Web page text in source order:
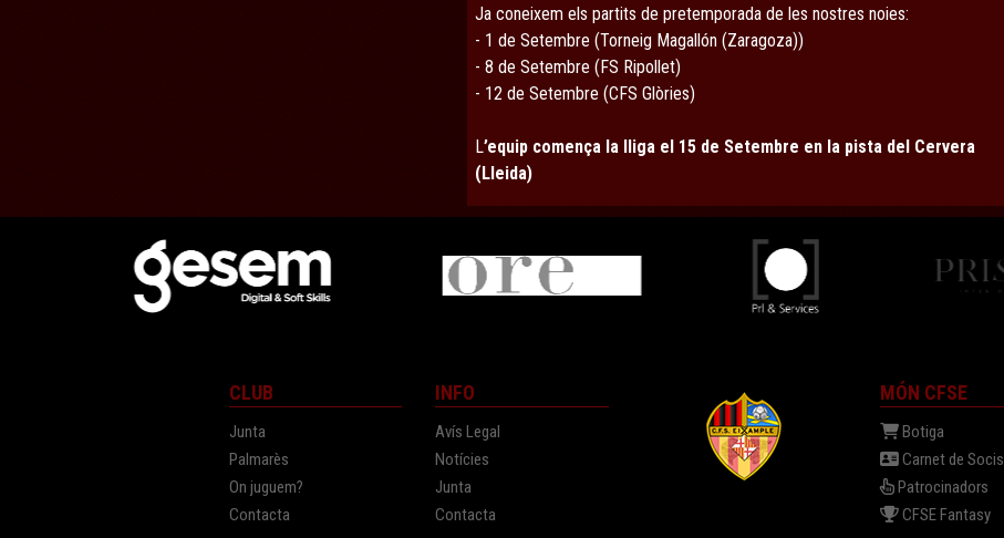
Ja coneixem els partits de pretemporada de les nostres noies:
- 1 de Setembre (Torneig Magallón (Zaragoza))
- 8 de Setembre (FS Ripollet)
- 12 de Setembre (CFS Glòries)
L’equip comença la lliga el 15 de Setembre en la pista del Cervera
(Lleida)
CLUB
Junta
Palmarès
On juguem?
Contacta
INFO
Avís Legal
Notícies
Junta
Contacta
MÓN CFSE
Botiga
Carnet de Socis
Patrocinadors
CFSE Fantasy